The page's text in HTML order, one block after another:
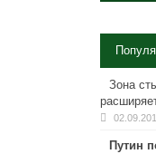
Зона
Путин